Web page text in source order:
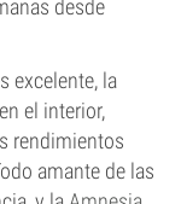
desde
excelente, la
el interior,
rendimientos
amante de las